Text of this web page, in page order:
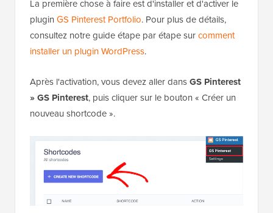
La première chose à faire est d'installer et d'activer le
plugin GS Pinterest Portfolio. Pour plus de détails,
consultez notre guide étape par étape surcomment
installer un plugin WordPress.
Après l'activation, vous devez aller dansGS Pinterest
» GS Pinterest, puis cliquer sur le bouton « Créer un
nouveau shortcode ».